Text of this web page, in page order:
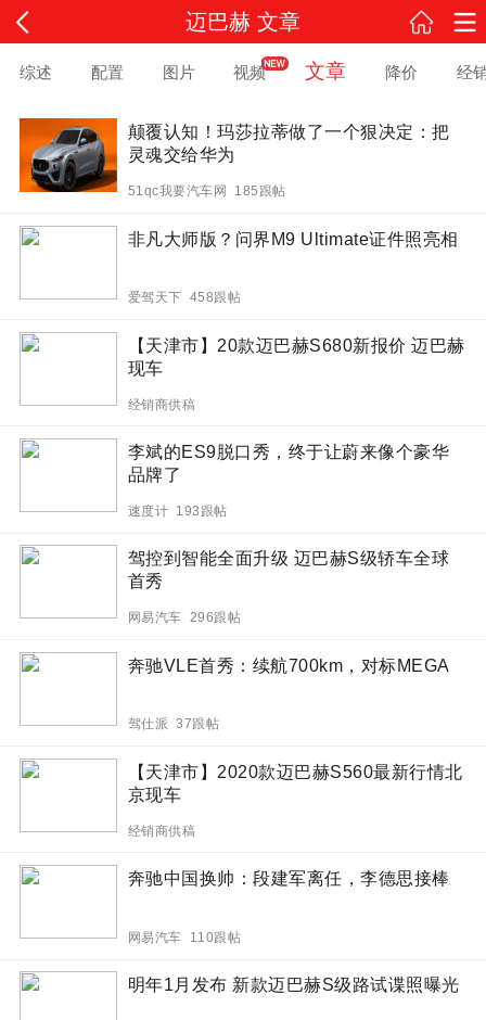
迈巴赫 文章
综述 配置 图片 视频 文章 降价 经
颠覆认知！玛莎拉蒂做了一个狠决定：把
灵魂交给华为
51qc我要汽车网 185跟帖
非凡大师版？问界M9 Ultimate证件照亮相
爱驾天下 458跟帖
【天津市】20款迈巴赫S680新报价 迈巴赫
现车
经销商供稿
李斌的ES9脱口秀，终于让蔚来像个豪华
品牌了
速度计 193跟帖
驾控到智能全面升级 迈巴赫S级轿车全球
首秀
网易汽车 296跟帖
奔驰VLE首秀：续航700km，对标MEGA
驾仕派 37跟帖
【天津市】2020款迈巴赫S560最新行情北
京现车
经销商供稿
奔驰中国换帅：段建军离任，李德思接棒
网易汽车 110跟帖
明年1月发布 新款迈巴赫S级路试谍照曝光